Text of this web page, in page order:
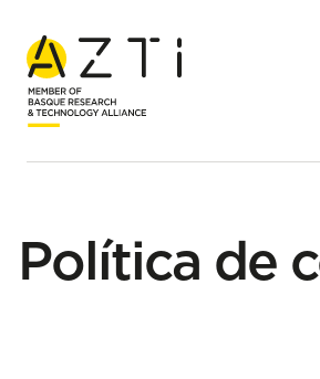
Inicio Política de cookies
Política de